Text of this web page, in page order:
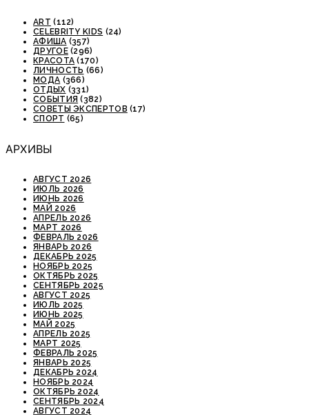
ART (112)
CELEBRITY KIDS (24)
АФИША (357)
ДРУГОЕ(296)
КРАСОТА (170)
ЛИЧНОСТЬ (66)
МОДА (366)
ОТДЫХ (331)
СОБЫТИЯ (382)
СОВЕТЫ ЭКСПЕРТОВ (17)
СПОРТ (65)
АРХИВЫ
АВГУСТ 2026
ИЮЛЬ 2026
ИЮНЬ 2026
МАЙ 2026
АПРЕЛЬ 2026
МАРТ 2026
ФЕВРАЛЬ 2026
ЯНВАРЬ 2026
ДЕКАБРЬ 2025
НОЯБРЬ 2025
ОКТЯБРЬ 2025
СЕНТЯБРЬ 2025
АВГУСТ 2025
ИЮЛЬ 2025
ИЮНЬ 2025
МАЙ 2025
АПРЕЛЬ 2025
МАРТ 2025
ФЕВРАЛЬ 2025
ЯНВАРЬ 2025
ДЕКАБРЬ 2024
НОЯБРЬ 2024
ОКТЯБРЬ 2024
СЕНТЯБРЬ 2024
АВГУСТ 2024